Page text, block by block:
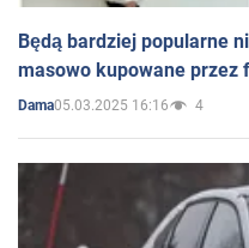
Będą bardziej popularne
masowo kupowane przez
Dama05.03.2025 16:16 4